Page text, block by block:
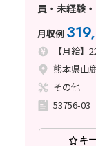
員・未経験
テック直接
月収例
【月給】
熊本県山
その他
53756-03
キ